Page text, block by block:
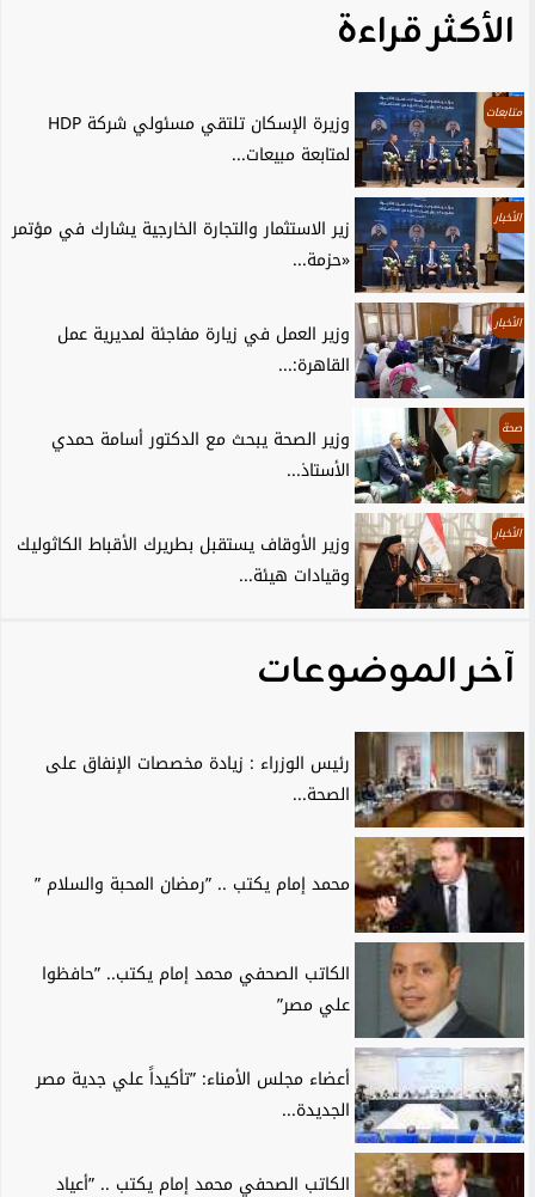
الأكثر قراءة
متابعات
وزيرة الإسكان تلتقي مسئولي شركة HDP
لمتابعة مبيعات...
الأخبار
زير الاستثمار والتجارة الخارجية يشارك في مؤتمر
«حزمة...
الأخبار
وزير العمل في زيارة مفاجئة لمديرية عمل
القاهرة:...
صحة
وزير الصحة يبحث مع الدكتور أسامة حمدي
الأستاذ...
الأخبار
وزير الأوقاف يستقبل بطريرك الأقباط الكاثوليك
وقيادات هيئة...
آخر الموضوعات
رئيس الوزراء : زيادة مخصصات الإنفاق على
الصحة...
محمد إمام يكتب .. ”رمضان المحبة والسلام ”
الكاتب الصحفي محمد إمام يكتب.. ”حافظوا
علي مصر”
أعضاء مجلس الأمناء: ”تأكيداً علي جدية مصر
الجديدة...
الكاتب الصحفي محمد إمام يكتب .. ”أعياد